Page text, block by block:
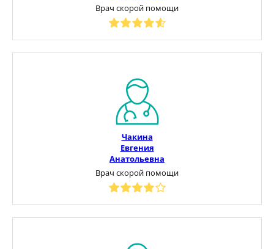
Врач скорой помощи
Чакина
Евгения
Анатольевна
Врач скорой помощи